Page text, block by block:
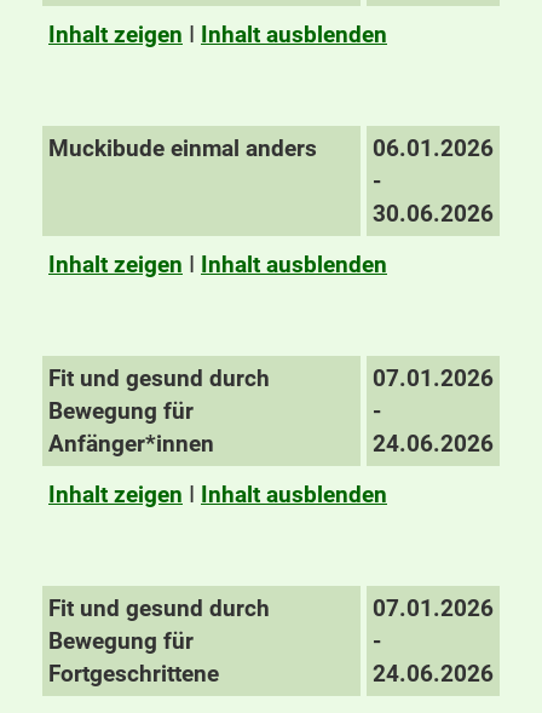
Inhalt zeigen I Inhalt ausblenden
Muckibude einmal anders
06.01.2026
-
30.06.2026
Inhalt zeigen I Inhalt ausblenden
Fit und gesund durch
Bewegung für
Anfänger*innen
07.01.2026
-
24.06.2026
Inhalt zeigen I Inhalt ausblenden
Fit und gesund durch
Bewegung für
Fortgeschrittene
07.01.2026
-
24.06.2026